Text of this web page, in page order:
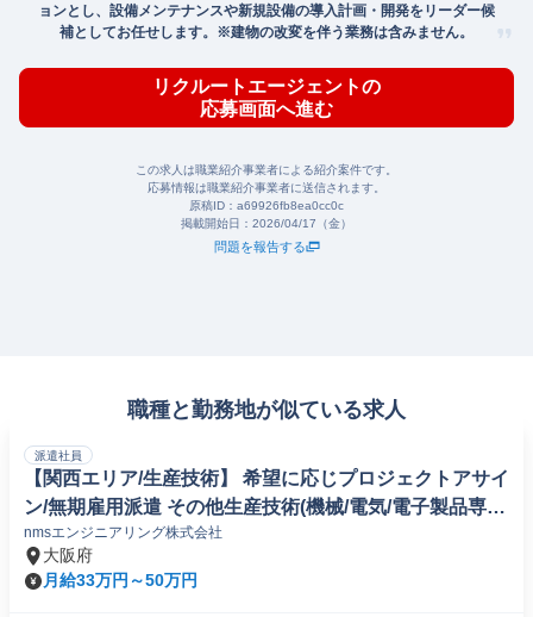
ョンとし、設備メンテナンスや新規設備の導入計画・開発をリーダー候
補としてお任せします。※建物の改変を伴う業務は含みません。
リクルートエージェントの
応募画面へ進む
この求人は職業紹介事業者による紹介案件です。
応募情報は職業紹介事業者に送信されます。
原稿ID： a69926fb8ea0cc0c
掲載開始日： 2026/04/17（金）
問題を報告する
職種と勤務地が似ている求人
派遣社員
【関西エリア/生産技術】 希望に応じプロジェクトアサイ
ン/無期雇用派遣 その他生産技術(機械/電気/電子製品専門
職)
nmsエンジニアリング株式会社
大阪府
月給33万円～50万円